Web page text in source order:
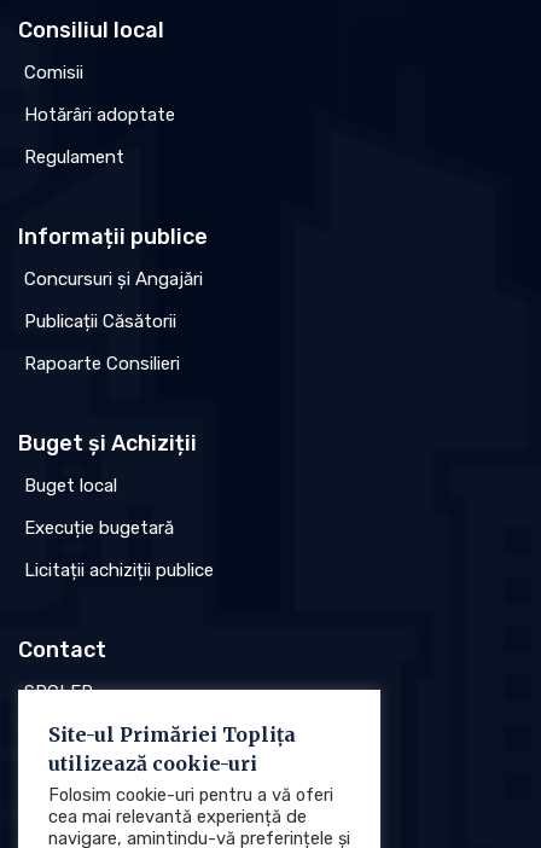
Consiliul local
Comisii
Hotărâri adoptate
Regulament
Informații publice
Concursuri și Angajări
Publicații Căsătorii
Rapoarte Consilieri
Buget și Achiziții
Buget local
Execuție bugetară
Licitații achiziții publice
Contact
SPCLEP
Stare civilă
Poliția locală
Site-ul Primăriei Toplița
utilizează cookie-uri
Folosim cookie-uri pentru a vă oferi
cea mai relevantă experiență de
navigare, amintindu-vă preferințele și